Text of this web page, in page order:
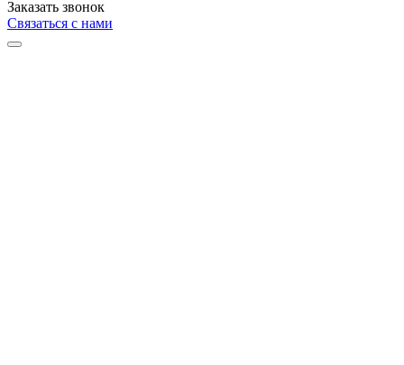
Заказать звонок
Связаться с нами